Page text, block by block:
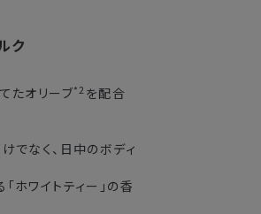
3〜4日
。
ク
たオリーブ*2 を配合
でなく、日中のボディ
ホワイトティー」の香